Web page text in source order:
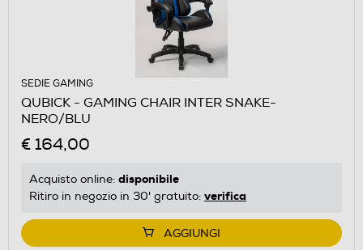
SEDIE GAMING
QUBICK - GAMING CHAIR INTER SNAKE-
NERO/BLU
€ 164,00
Acquisto online: disponibile
Ritiro in negozio in 30' gratuito: verifica
AGGIUNGI